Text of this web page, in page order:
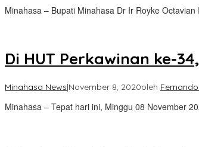
Minahasa – Bupati Minahasa Dr Ir Royke
Di HUT Perkawinan ke-
Minahasa News|November 8, 2020oleh
Minahasa – Tepat hari ini, Minggu 08 November